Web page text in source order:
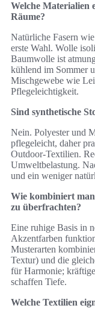
Welche Materialien
Räume?
Natürliche Fasern
erste Wahl. Wolle
Baumwolle ist
kühlend im Sommer
Mischgewebe wie
Pflegeleichtigkeit.
Sind synthetische
Nein. Polyester und
pflegeleicht, daher
Outdoor‑Textilien.
Umweltbelastung.
und ein weniger
Wie kombiniert
zu überfrachten?
Eine ruhige Basis in
Akzentfarben
Musterarten
Textur) und die
für Harmonie;
schaffen Tiefe.
Welche Textilien